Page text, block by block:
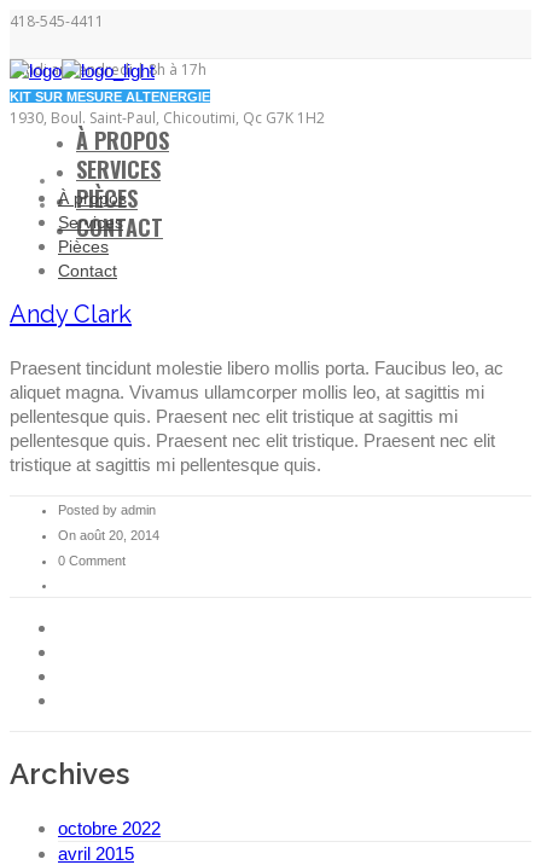
418-545-4411
Lundi au vendredi | 8h à 17h
1930, Boul. Saint-Paul, Chicoutimi, Qc G7K 1H2
KIT SUR MESURE ALTENERGIE
À PROPOS
SERVICES
PIÈCES
CONTACT
À propos
Services
Pièces
Contact
Andy Clark
Praesent tincidunt molestie libero mollis porta. Faucibus leo, ac
aliquet magna. Vivamus ullamcorper mollis leo, at sagittis mi
pellentesque quis. Praesent nec elit tristique at sagittis mi
pellentesque quis. Praesent nec elit tristique. Praesent nec elit
tristique at sagittis mi pellentesque quis.
Posted by admin
On août 20, 2014
0 Comment
Archives
octobre 2022
avril 2015